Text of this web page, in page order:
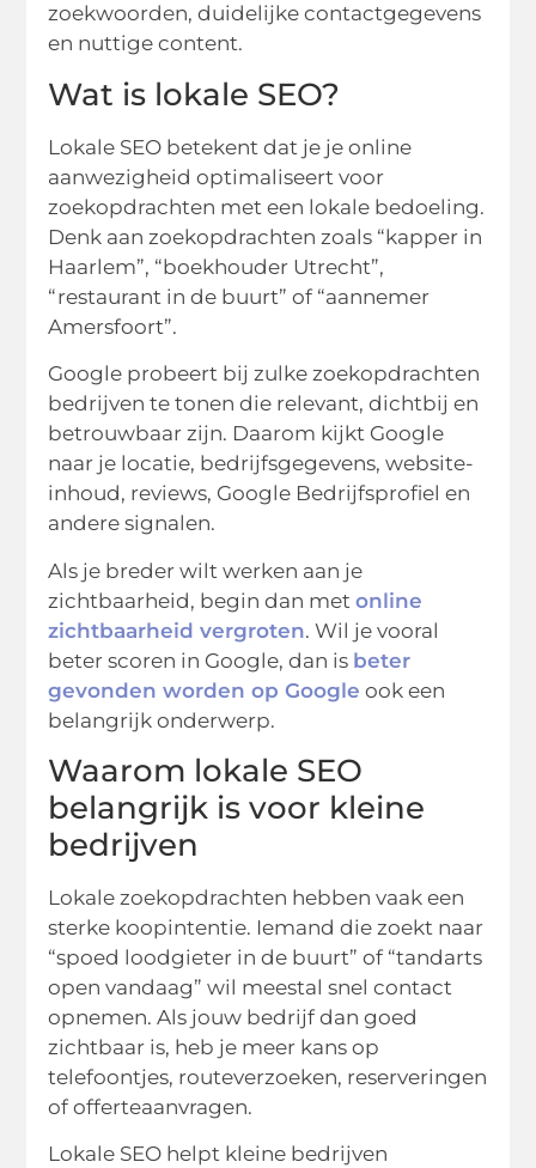
zoekwoorden, duidelijke contactgegevens
en nuttige content.
Wat is lokale SEO?
Lokale SEO betekent dat je je online
aanwezigheid optimaliseert voor
zoekopdrachten met een lokale bedoeling.
Denk aan zoekopdrachten zoals “kapper in
Haarlem”, “boekhouder Utrecht”,
“restaurant in de buurt” of “aannemer
Amersfoort”.
Google probeert bij zulke zoekopdrachten
bedrijven te tonen die relevant, dichtbij en
betrouwbaar zijn. Daarom kijkt Google
naar je locatie, bedrijfsgegevens, website-
inhoud, reviews, Google Bedrijfsprofiel en
andere signalen.
Als je breder wilt werken aan je
zichtbaarheid, begin dan metonline
zichtbaarheid vergroten. Wil je vooral
beter scoren in Google, dan is beter
gevonden worden op Google ook een
belangrijk onderwerp.
Waarom lokale SEO
belangrijk is voor kleine
bedrijven
Lokale zoekopdrachten hebben vaak een
sterke koopintentie. Iemand die zoekt naar
“spoed loodgieter in de buurt” of “tandarts
open vandaag” wil meestal snel contact
opnemen. Als jouw bedrijf dan goed
zichtbaar is, heb je meer kans op
telefoontjes, routeverzoeken, reserveringen
of offerteaanvragen.
Lokale SEO helpt kleine bedrijven